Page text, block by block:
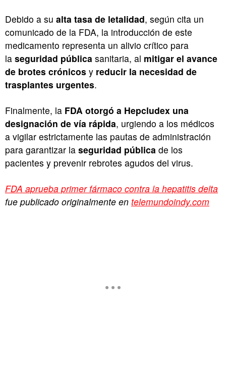
Debido a su alta tasa de letalidad, según cita un
comunicado de la FDA, la introducción de este
medicamento representa un alivio crítico para
la seguridad pública sanitaria, al mitigar el avance
de brotes crónicos y reducir la necesidad de
trasplantes urgentes.
Finalmente, la FDA otorgó a Hepcludex una
designación de vía rápida, urgiendo a los médicos
a vigilar estrictamente las pautas de administración
para garantizar la seguridad pública de los
pacientes y prevenir rebrotes agudos del virus.
FDA aprueba primer fármaco contra la hepatitis delta
fue publicado originalmente en telemundoindy.com